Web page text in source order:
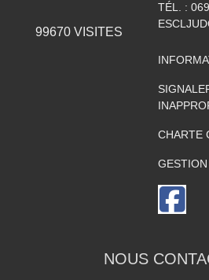
99670VISITES
TÉL. :
CHARTE
NOUS